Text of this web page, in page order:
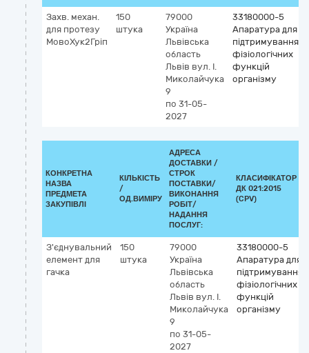
Захв. механ.
для протезу
МовоХук2Гріп
150
штука
79000
Україна
Львівська
область
Львів вул. І.
Миколайчука
9
по 31-05-
2027
33180000-5
Апаратура для
підтримування
фізіологічних
функцій
організму
КОНКРЕТНА
НАЗВА
ПРЕДМЕТА
ЗАКУПІВЛІ
КІЛЬКІСТЬ
/
ОД.ВИМІРУ
АДРЕСА
ДОСТАВКИ /
СТРОК
ПОСТАВКИ/
ВИКОНАННЯ
РОБІТ/
НАДАННЯ
ПОСЛУГ:
КЛАСИФІКАТОР
ДК 021:2015
(CPV)
З'єднувальний
елемент для
гачка
150
штука
79000
Україна
Львівська
область
Львів вул. І.
Миколайчука
9
по 31-05-
2027
33180000-5
Апаратура для
підтримування
фізіологічних
функцій
організму